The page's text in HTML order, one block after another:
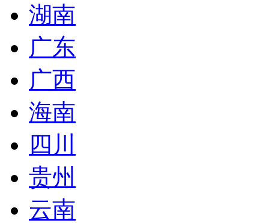
湖南
广东
广西
海南
四川
贵州
云南